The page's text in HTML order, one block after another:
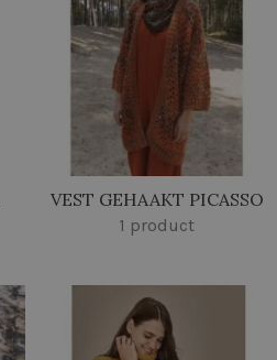
VEST GEHAAKT PICASSO
1 product